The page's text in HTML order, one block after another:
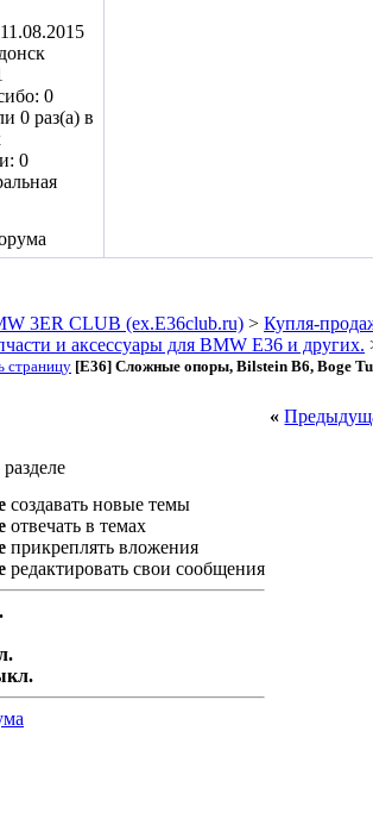
0
0 раз(а) в
0
3ER CLUB (ex.E36club.ru) > Купля-
и аксессуары для BMW E36 и других.
[E36] Сложные опоры, Bilstein B6, Boge
«
создавать новые темы
отвечать в темах
прикреплять вложения
редактировать свои сообщения